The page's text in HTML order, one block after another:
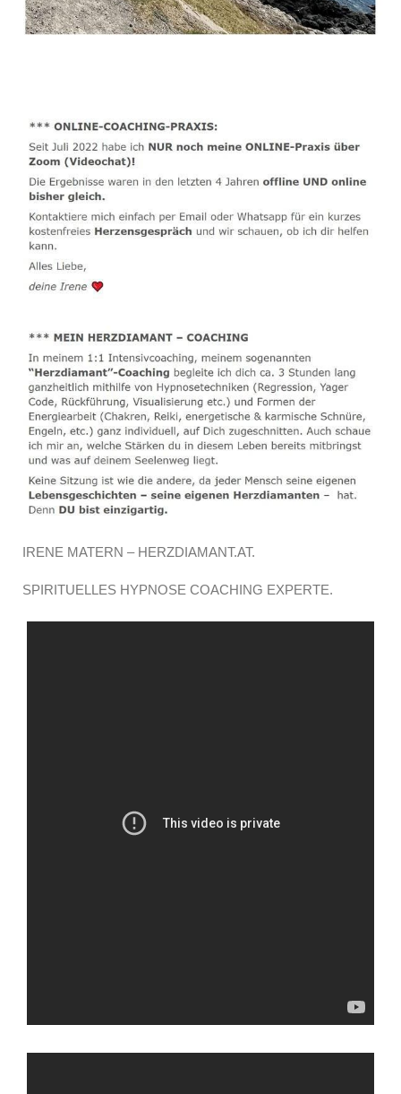
IRENE MATERN – HERZDIAMANT.AT.
SPIRITUELLES HYPNOSE COACHING EXPERTE.